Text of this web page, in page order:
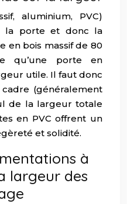
aluminium, PVC)
la porte et donc la
en bois massif de 80
qu’une porte en
utile. Il faut donc
(généralement
de la largeur totale
en PVC offrent un
et solidité.
à
largeur des